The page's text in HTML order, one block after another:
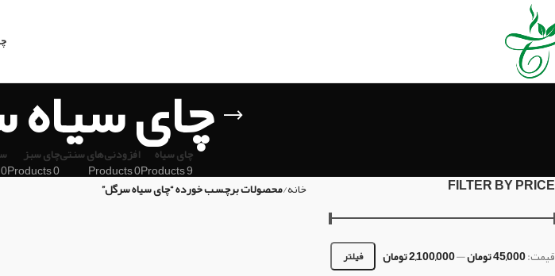
چای
چای سیاه
9 Products
افزودنی‌های سنتی
0 Products
چای سبز
0 Products
0 Products
FILTER BY PRICE
فیلتر قیمت:45,000 تومان —2,100,000 تومان
خانه محصولات برچسب خورده “چای سیاه سرگل”